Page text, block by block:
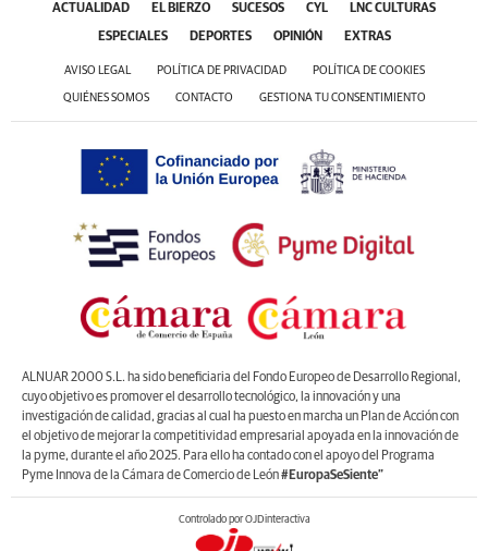
ACTUALIDAD EL BIERZO SUCESOS CYL LNC CULTURAS
ESPECIALES DEPORTES OPINIÓN EXTRAS
AVISO LEGAL POLÍTICA DE PRIVACIDAD POLÍTICA DE COOKIES
QUIÉNES SOMOS CONTACTO GESTIONA TU CONSENTIMIENTO
ALNUAR 2000 S.L. ha sido beneficiaria del Fondo Europeo de Desarrollo Regional,
cuyo objetivo es promover el desarrollo tecnológico, la innovación y una
investigación de calidad, gracias al cual ha puesto en marcha un Plan de Acción con
el objetivo de mejorar la competitividad empresarial apoyada en la innovación de
la pyme, durante el año 2025. Para ello ha contado con el apoyo del Programa
Pyme Innova de la Cámara de Comercio de León#EuropaSeSiente”
Controlado por OJDinteractiva